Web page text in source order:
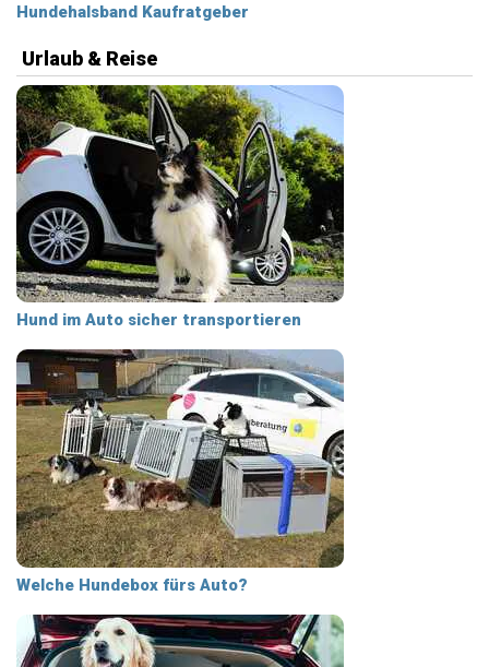
Hundehalsband Kaufratgeber
Urlaub & Reise
Hund im Auto sicher transportieren
Welche Hundebox fürs Auto?